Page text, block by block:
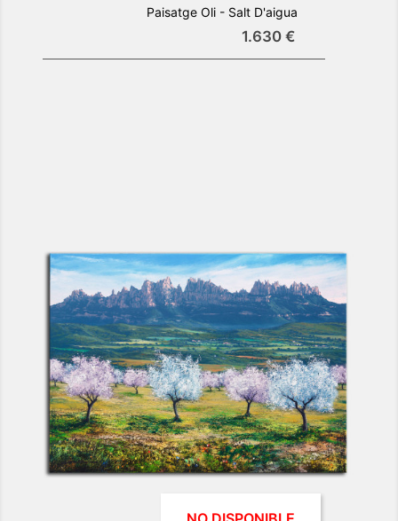
Paisatge Oli - Salt D'aigua
1.630 €
Montserrat - Ametllers